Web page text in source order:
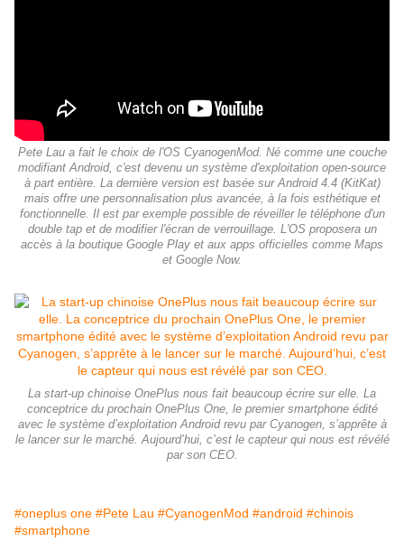
Pete Lau a fait le choix de l'OS CyanogenMod. Né comme une couche
modifiant Android, c'est devenu un système d'exploitation open-source
à part entière. La dernière version est basée sur Android 4.4 (KitKat)
mais offre une personnalisation plus avancée, à la fois esthétique et
fonctionnelle. Il est par exemple possible de réveiller le téléphone d'un
double tap et de modifier l'écran de verrouillage. L'OS proposera un
accès à la boutique Google Play et aux apps officielles comme Maps
et Google Now.
La start-up chinoise OnePlus nous fait beaucoup écrire sur elle. La
conceptrice du prochain OnePlus One, le premier smartphone édité
avec le système d’exploitation Android revu par Cyanogen, s’apprête à
le lancer sur le marché. Aujourd’hui, c’est le capteur qui nous est révélé
par son CEO.
#oneplus one #Pete Lau #CyanogenMod #android #chinois
#smartphone